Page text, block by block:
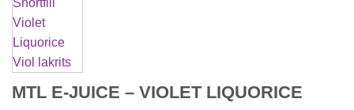
MTL E-JUICE – VIOLET LIQUORICE